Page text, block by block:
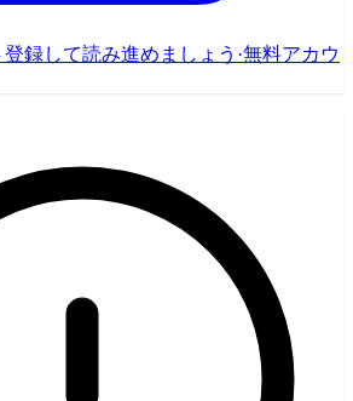
録して読み進めましょう ·無料アカウ